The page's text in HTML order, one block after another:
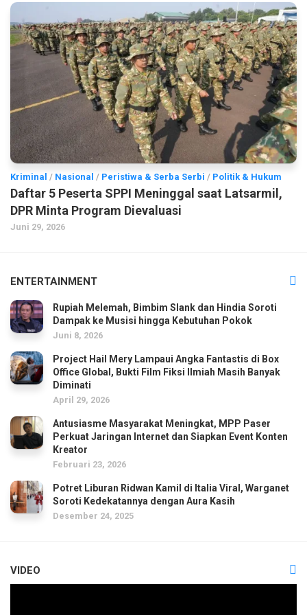
Kriminal / Nasional / Peristiwa & Serba Serbi / Politik & Hukum
Daftar 5 Peserta SPPI Meninggal saat Latsarmil,
DPR Minta Program Dievaluasi
Juni 29, 2026
ENTERTAINMENT
Rupiah Melemah, Bimbim Slank dan Hindia Soroti
Dampak ke Musisi hingga Kebutuhan Pokok
Juni 8, 2026
Project Hail Mery Lampaui Angka Fantastis di Box
Office Global, Bukti Film Fiksi Ilmiah Masih Banyak
Diminati
April 29, 2026
Antusiasme Masyarakat Meningkat, MPP Paser
Perkuat Jaringan Internet dan Siapkan Event Konten
Kreator
Februari 23, 2026
Potret Liburan Ridwan Kamil di Italia Viral, Warganet
Soroti Kedekatannya dengan Aura Kasih
Desember 24, 2025
VIDEO